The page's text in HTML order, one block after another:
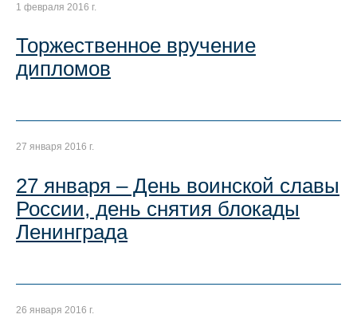
1 февраля 2016 г.
Торжественное вручение
дипломов
27 января 2016 г.
27 января – День воинской славы
России, день снятия блокады
Ленинграда
26 января 2016 г.